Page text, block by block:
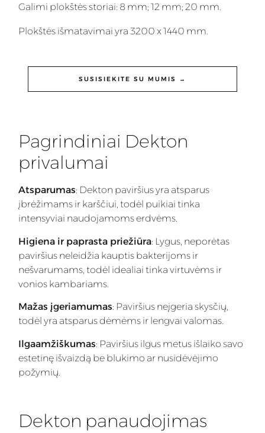
Galimi plokštės storiai: 8 mm; 12 mm; 20 mm.
Plokštės išmatavimai yra 3200 x 1440 mm.
SUSISIEKITE SU MUMIS →
Pagrindiniai Dekton
privalumai
Atsparumas: Dekton paviršius yra atsparus
įbrėžimams ir karščiui, todėl puikiai tinka
intensyviai naudojamoms erdvėms.
Higiena ir paprasta priežiūra: Lygus, neporėtas
paviršius neleidžia kauptis bakterijoms ir
nešvarumams, todėl idealiai tinka virtuvėms ir
vonios kambariams.
Mažas įgeriamumas: Paviršius neįgeria skysčių,
todėl yra atsparus dėmėms ir lengvai valomas.
Ilgaamžiškumas: Paviršius ilgus metus išlaiko savo
estetinę išvaizdą be blukimo ar nusidėvėjimo
požymių.
Dekton panaudojimas